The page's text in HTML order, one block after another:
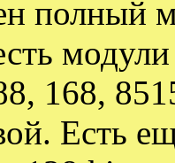
полный
168,
Есть